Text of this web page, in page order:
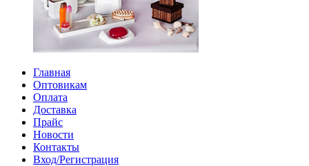
Главная
Оптовикам
Оплата
Доставка
Прайс
Новости
Контакты
Вход/Регистрация